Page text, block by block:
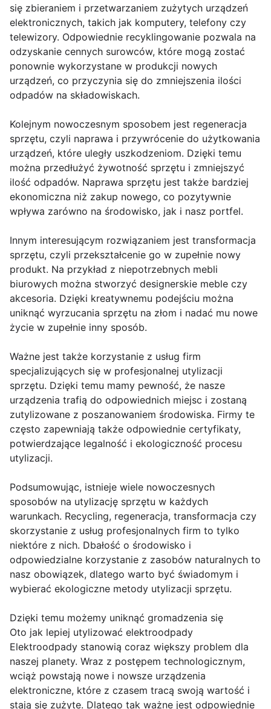
się zbieraniem i przetwarzaniem zużytych urządzeń
elektronicznych, takich jak komputery, telefony czy
telewizory. Odpowiednie recyklingowanie pozwala na
odzyskanie cennych surowców, które mogą zostać
ponownie wykorzystane w produkcji nowych
urządzeń, co przyczynia się do zmniejszenia ilości
odpadów na składowiskach.
Kolejnym nowoczesnym sposobem jest regeneracja
sprzętu, czyli naprawa i przywrócenie do użytkowania
urządzeń, które uległy uszkodzeniom. Dzięki temu
można przedłużyć żywotność sprzętu i zmniejszyć
ilość odpadów. Naprawa sprzętu jest także bardziej
ekonomiczna niż zakup nowego, co pozytywnie
wpływa zarówno na środowisko, jak i nasz portfel.
Innym interesującym rozwiązaniem jest transformacja
sprzętu, czyli przekształcenie go w zupełnie nowy
produkt. Na przykład z niepotrzebnych mebli
biurowych można stworzyć designerskie meble czy
akcesoria. Dzięki kreatywnemu podejściu można
uniknąć wyrzucania sprzętu na złom i nadać mu nowe
życie w zupełnie inny sposób.
Ważne jest także korzystanie z usług firm
specjalizujących się w profesjonalnej utylizacji
sprzętu. Dzięki temu mamy pewność, że nasze
urządzenia trafią do odpowiednich miejsc i zostaną
zutylizowane z poszanowaniem środowiska. Firmy te
często zapewniają także odpowiednie certyfikaty,
potwierdzające legalność i ekologiczność procesu
utylizacji.
Podsumowując, istnieje wiele nowoczesnych
sposobów na utylizację sprzętu w każdych
warunkach. Recycling, regeneracja, transformacja czy
skorzystanie z usług profesjonalnych firm to tylko
niektóre z nich. Dbałość o środowisko i
odpowiedzialne korzystanie z zasobów naturalnych to
nasz obowiązek, dlatego warto być świadomym i
wybierać ekologiczne metody utylizacji sprzętu.
Dzięki temu możemy uniknąć gromadzenia się
Oto jak lepiej utylizować elektroodpady
Elektroodpady stanowią coraz większy problem dla
naszej planety. Wraz z postępem technologicznym,
wciąż powstają nowe i nowsze urządzenia
elektroniczne, które z czasem tracą swoją wartość i
stają się zużyte. Dlatego tak ważne jest odpowiednie